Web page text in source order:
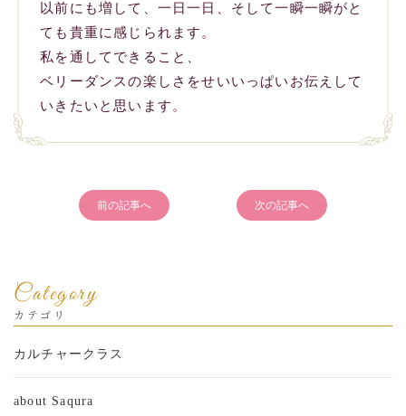
以前にも増して、一日一日、そして一瞬一瞬がと
ても貴重に感じられます。
私を通してできること、
ベリーダンスの楽しさをせいいっぱいお伝えして
いきたいと思います。
前の記事へ 次の記事へ
Category
カテゴリ
カルチャークラス
about Saqura